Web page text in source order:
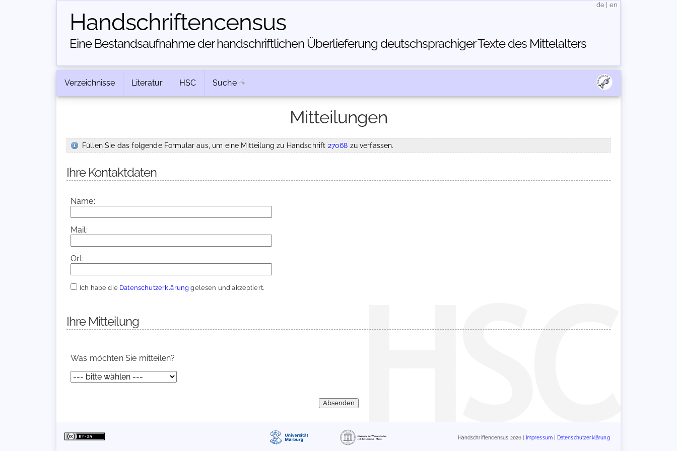
Handschriften­census
Eine Bestandsaufnahme der handschriftlichen Über­lieferung deutschsprachiger Texte des Mittelalters
de en
Verzeichnisse Literatur HSC Suche
Mitteilungen
Füllen Sie das folgende Formular aus, um eine Mitteilung zu Handschrift 27068 zu verfassen.
Ihre Kontaktdaten
Name:
Mail:
Ort:
Ich habe die Datenschutzerklärung gelesen und akzeptiert.
Ihre Mitteilung
Was möchten Sie mitteilen?
Handschriftencensus 2026 | Impressum Datenschutzerklärung